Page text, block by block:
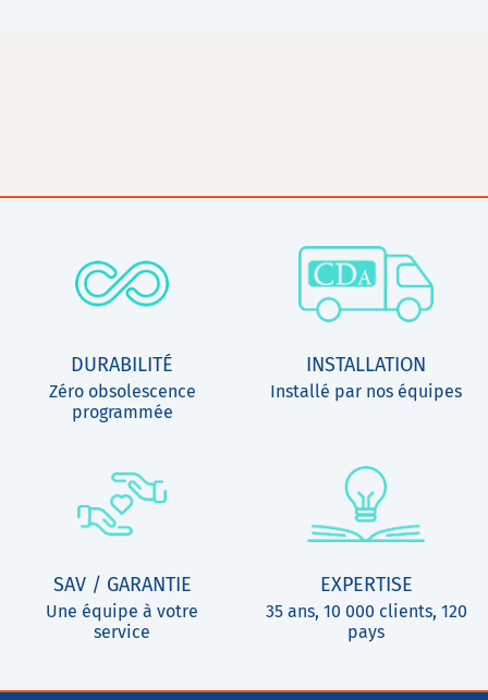
DURABILITÉ
Zéro obsolescence
programmée
INSTALLATION
Installé par nos équipes
SAV / GARANTIE
Une équipe à votre
service
EXPERTISE
35 ans, 10 000 clients, 120
pays